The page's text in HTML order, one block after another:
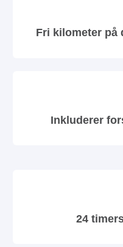
Fri kilometer på
Inkluderer
24